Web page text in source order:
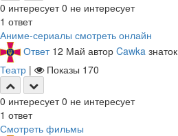
0 интересует 0 не интересует
1 ответ
Аниме-сериалы смотреть онлайн
Ответ 12 Май автор Cawka знаток
Театр | Показы 170
0 интересует 0 не интересует
1 ответ
Смотреть фильмы